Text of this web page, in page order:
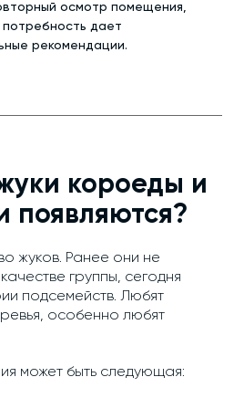
осмотр помещения,
потребность дает
рекомендации.
короеды и
появляются?
жуков. Ранее они не
группы, сегодня
подсемейств. Любят
особенно любят
может быть следующая: